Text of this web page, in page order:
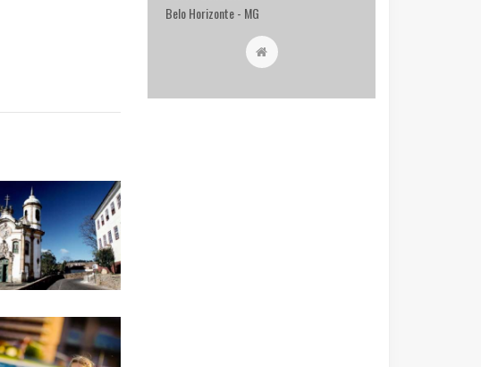
Belo Horizonte - MG